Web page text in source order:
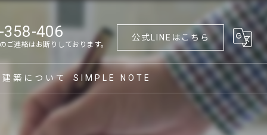
358-406
ご連絡はお断りしております。
公式LINEはこちら
建築について SIMPLE NOTE